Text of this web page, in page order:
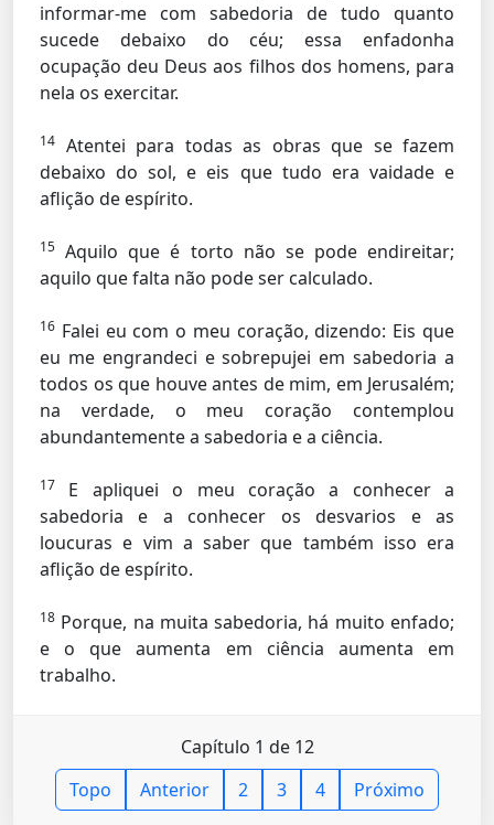
informar-me com sabedoria de tudo quanto
sucede debaixo do céu; essa enfadonha
ocupação deu Deus aos filhos dos homens, para
nela os exercitar.
14 Atentei para todas as obras que se fazem
debaixo do sol, e eis que tudo era vaidade e
aflição de espírito.
15 Aquilo que é torto não se pode endireitar;
aquilo que falta não pode ser calculado.
16 Falei eu com o meu coração, dizendo: Eis que
eu me engrandeci e sobrepujei em sabedoria a
todos os que houve antes de mim, em Jerusalém;
na verdade, o meu coração contemplou
abundantemente a sabedoria e a ciência.
17
E apliquei o meu coração a conhecer a
sabedoria e a conhecer os desvarios e as
loucuras e vim a saber que também isso era
aflição de espírito.
18 Porque, na muita sabedoria, há muito enfado;
e o que aumenta em ciência aumenta em
trabalho.
Capítulo 1 de 12
Topo
Anterior 2 3 4 Próximo